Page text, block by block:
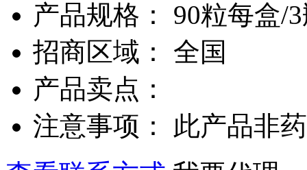
产品规格： 90粒每盒/
招商区域： 全国
产品卖点：
注意事项： 此产品非